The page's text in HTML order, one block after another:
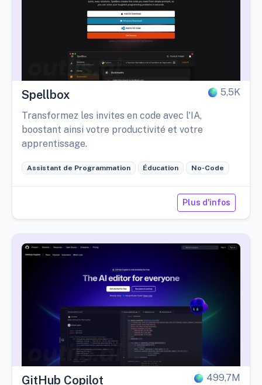
Spellbox 5,5K
Transformez les invites en code avec l'IA,
boostant ainsi votre productivité et votre
apprentissage.
Assistant de Programmation Éducation No-Code
Plus d'infos
GitHub Copilot 499,7M